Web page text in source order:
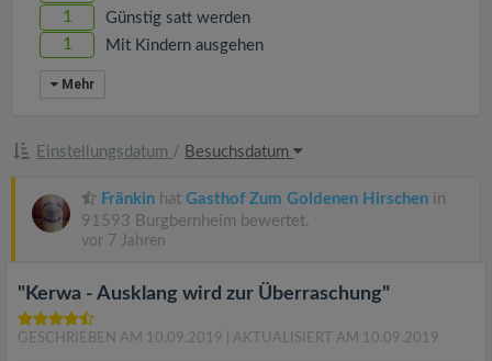
1 Günstig satt werden
1 Mit Kindern ausgehen
Mehr
Einstellungsdatum / Besuchsdatum
Fränkin hat Gasthof Zum Goldenen Hirschen in
91593 Burgbernheim bewertet.
vor 7 Jahren
"Kerwa - Ausklang wird zur Überraschung"
GESCHRIEBEN AM 10.09.2019 | AKTUALISIERT AM 10.09.2019